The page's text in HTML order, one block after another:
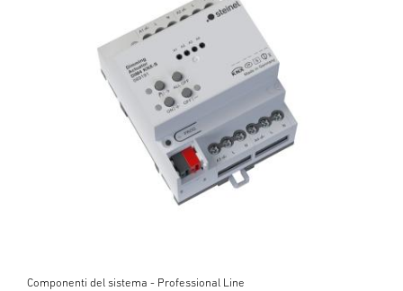
Componenti del sistema - Professional Line